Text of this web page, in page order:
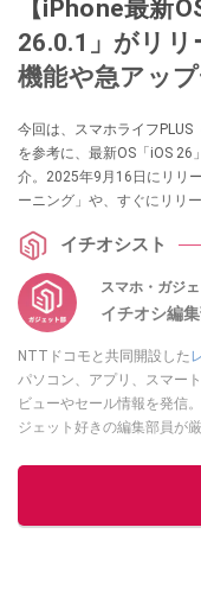
【iPhone最新
26.0.1」がリリ
機能や急アッ
今回は、スマホライフ
を参考に、最新OS「iOS
介。2025年9月16日にリリ
ーニング」や、すぐにリリ
ひ、スマホライフPLUSでご
イチオシスト
スマホ・ガジ
イチオシ編
NTTドコモと共同開設した
パソコン、アプリ、スマー
ビューやセール情報を発信
ジェット好きの編集部員が